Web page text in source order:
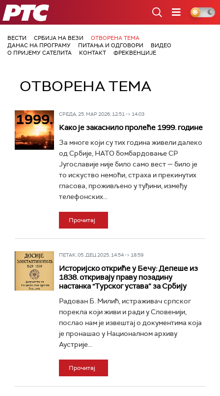
РТС
ВЕСТИ СРБИЈА НА ВЕЗИ
ОТВОРЕНА ТЕМА
ДАНАС НА ПРОГРАМУ
ПИТАЊА И ОДГОВОРИ
ВИДЕО
О ПРИЈЕМУ САТЕЛИТА
КОНТАКТ ФРЕКВЕНЦИЈЕ
ОТВОРЕНА ТЕМА
СРЕДА, 25. МАР 2026, 12:51 -> 14:03
Како је закаснило пролеће 1999. године
За многе који су тих година живели далеко
од Србије, НАТО бомбардовање СР
Југославије није било само вест — било је
то искуство немоћи, страха и прекинутих
гласова, проживљено у туђини, између
телефонских...
Прочитај
ПЕТАК, 05. ДЕЦ 2025, 14:54 -> 18:59
Историјско откриће у Бечу: Депеше из
1838. откривају праву позадину
настанка "Турског устава“ за Србију
Радован Б. Милић, истраживач српског
порекла који живи и ради у Словенији,
послао нам је извештај о документима која
је пронашао у Националном архиву
Аустрије...
Прочитај